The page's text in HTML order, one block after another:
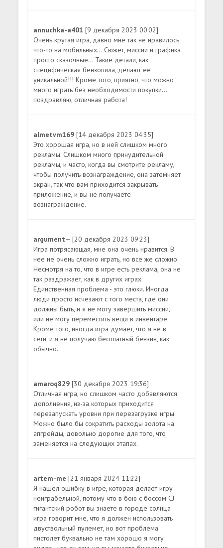
annuchka-a401[9 декабря 2023 00:02]
Очень крутая игра, давно мне так не нравилось
что-то на мобильных... Сюжет, миссии и графика
просто сказочные... Такие детали, как
специфическая бензопила, делают ее
уникальной!!! Кроме того, приятно, что можно
много играть без необходимости покупки...
поздравляю, отличная работа!
almetvm169[14 декабря 2023 04:35]
Это хорошая игра, но в ней слишком много
рекламы. Слишком много принудительной
рекламы, и часто, когда вы смотрите рекламу,
чтобы получить вознаграждение, она затемняет
экран, так что вам приходится закрывать
приложение, и вы не получаете
вознаграждение.
argument--[20 декабря 2023 09:23]
Игра потрясающая, мне она очень нравится. В
нее не очень сложно играть, но все же сложно.
Несмотря на то, что в игре есть реклама, она не
так раздражает, как в других играх.
Единственная проблема - это глюки. Иногда
люди просто исчезают с того места, где они
должны быть, и я не могу завершить миссии,
или не могу переместить вещи в инвентаре.
Кроме того, иногда игра думает, что я не в
сети, и я не получаю бесплатный бензин, как
обычно.
amaroq829[30 декабря 2023 19:36]
Отличная игра, но слишком часто добавляются
дополнения, из-за которых приходится
перезапускать уровни при перезагрузке игры.
Можно было бы сократить расходы золота на
апгрейды, довольно дорогие для того, что
заменяется на следующих этапах.
artem-me[21 января 2024 11:22]
Я нашел ошибку в игре, которая делает игру
неиграбельной, потому что в бою с боссом CJ
гигантский робот вы знаете в городе солнца
игра говорит мне, что я должен использовать
двуствольный пулемет, но вот проблема
пистолет буквально не там хорошо я могу